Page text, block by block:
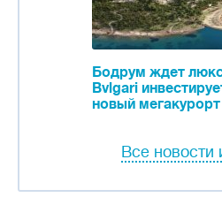
Бодрум ждет
Bvlgari
новый мегакурорт
Все новости